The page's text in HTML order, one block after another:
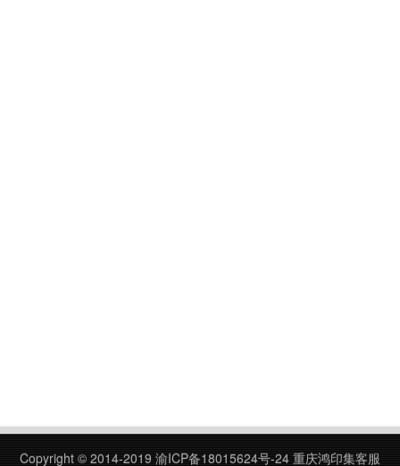
Copyright © 2014-2019 渝ICP备18015624号-24 重庆鸿印集客服